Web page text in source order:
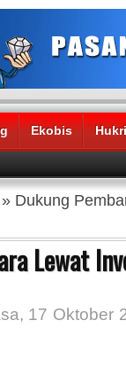
Ekobis
» Dukung
Lewat
17 Oktober